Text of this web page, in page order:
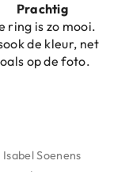
Ibiza elastiekjes
Ciao Bella
Lyanne Bruinsma